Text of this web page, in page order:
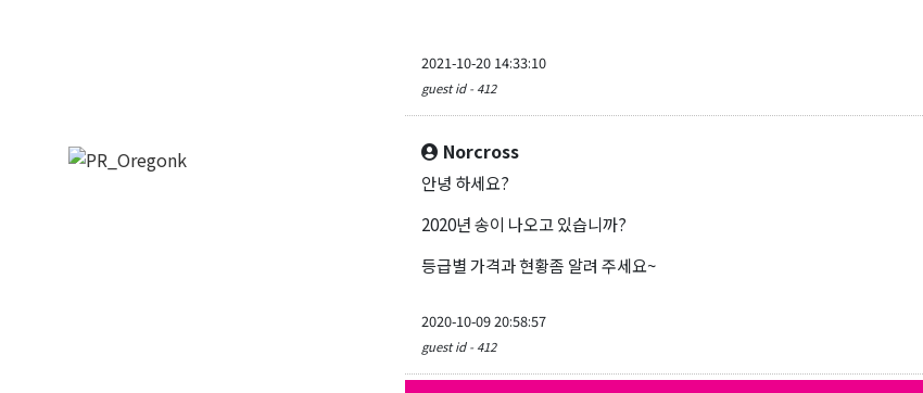
2021-10-20 14:33:10
guest id - 412
Norcross
안녕 하세요?
2020년 송이 나오고 있습니까?
등급별 가격과 현황좀 알려 주세요~
2020-10-09 20:58:57
guest id - 412